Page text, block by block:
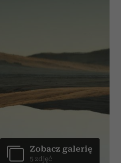
Zobacz galerię
5 zdjęć